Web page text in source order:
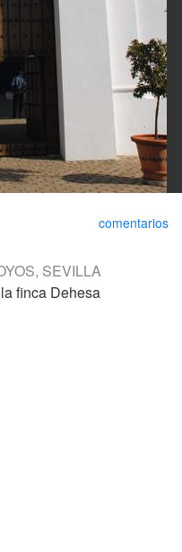
comentarios
SEVILLA
finca Dehesa